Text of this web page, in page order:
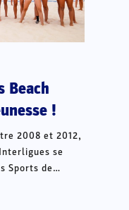
Beach
!
2008 et 2012,
se
Sports de